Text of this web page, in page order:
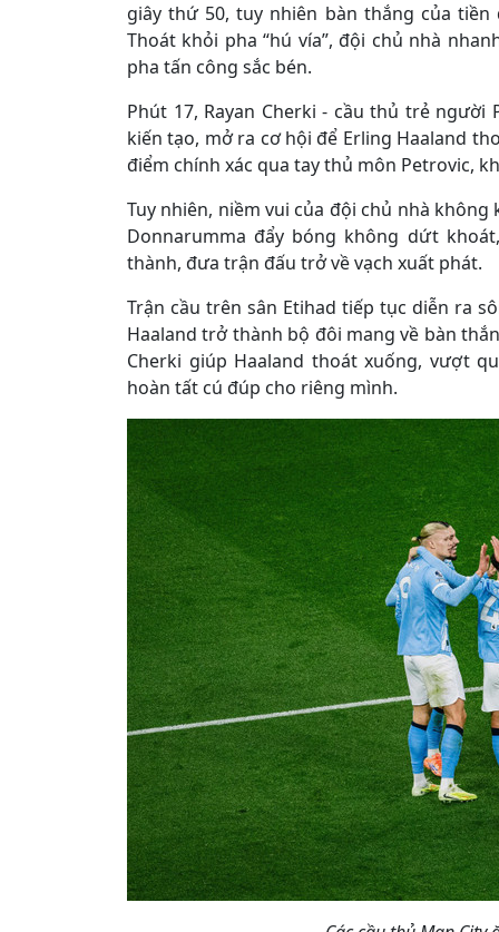
giây thứ 50, tuy nhiên bàn thắng của
Thoát khỏi pha “hú vía”, đội chủ nhà
pha tấn công sắc bén.
Phút 17, Rayan Cherki - cầu thủ trẻ
kiến tạo, mở ra cơ hội để Erling Haaland
điểm chính xác qua tay thủ môn Petrovic,
Tuy nhiên, niềm vui của đội chủ nhà
Donnarumma đẩy bóng không dứt
thành, đưa trận đấu trở về vạch xuất phát.
Trận cầu trên sân Etihad tiếp tục diễn ra
Haaland trở thành bộ đôi mang về bàn
Cherki giúp Haaland thoát xuống, vượt
hoàn tất cú đúp cho riêng mình.